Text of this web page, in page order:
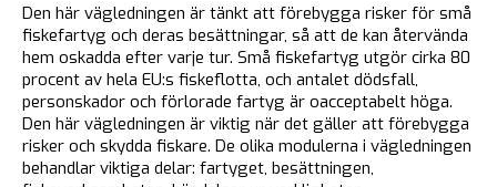
Den här vägledningen är tänkt att förebygga risker för små
fiskefartyg och deras besättningar, så att de kan återvända
hem oskadda efter varje tur. Små fiskefartyg utgör cirka 80
procent av hela EU:s fiskeflotta, och antalet dödsfall,
personskador och förlorade fartyg är oacceptabelt höga.
Den här vägledningen är viktig när det gäller att förebygga
risker och skydda fiskare. De olika modulerna i vägledningen
behandlar viktiga delar: fartyget, besättningen,